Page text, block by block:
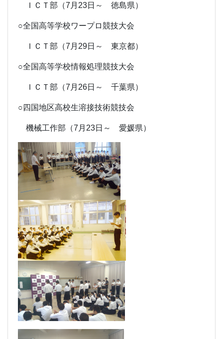
ＩＣＴ 部（7月23日～ 徳島県）
○全国高等学校ワープロ競技大会
ＩＣＴ 部（7月29日～ 東京都）
○全国高等学校情報処理競技大会
ＩＣＴ 部（7月26日～ 千葉県）
○四国地区高校生溶接技術競技会
機械工作部（7月23日～ 愛媛県）